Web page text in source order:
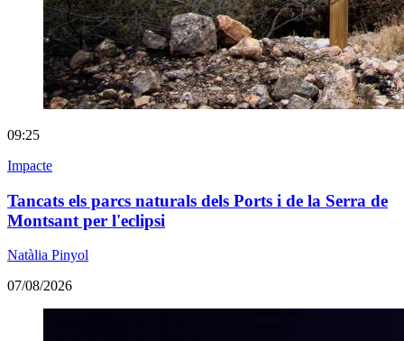
09:25
Impacte
Tancats els parcs naturals dels Ports i de la Serra de
Montsant per l'eclipsi
Natàlia Pinyol
07/08/2026